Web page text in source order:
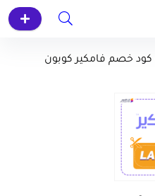
كود خصم فامكير كوبون